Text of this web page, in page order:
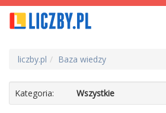
liczby.pl Baza wiedzy
Kategoria: Wszystkie